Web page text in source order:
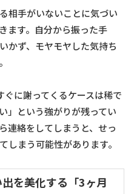
相手がいないことに気づい
ます。自分から振った手
かず、モヤモヤした気持ち
に謝ってくるケースは稀で
」という強がりが残ってい
連絡をしてしまうと、せっ
しまう可能性があります。
を美化する「3ヶ月